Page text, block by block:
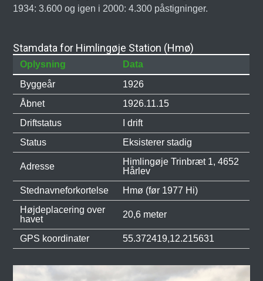
1934: 3.600 og igen i 2000: 4.300 påstigninger.
Stamdata for Himlingøje Station (Hmø)
Oplysning
Data
Byggeår
1926
Åbnet
1926.11.15
Driftstatus
I drift
Status
Eksisterer stadig
Adresse
Himlingøje Trinbræt 1, 4652
Hårlev
Stednavneforkortelse
Hmø (før 1977 Hi)
Højdeplacering over
havet
20,6 meter
GPS koordinater 55.372419,12.215631